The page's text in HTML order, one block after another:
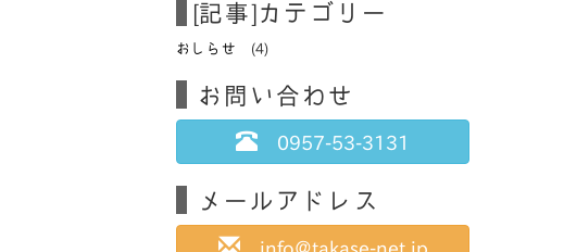
[記事]カテゴリー
おしらせ (4)
お問い合わせ
0957-53-3131
メールアドレス
info@takase-net.jp